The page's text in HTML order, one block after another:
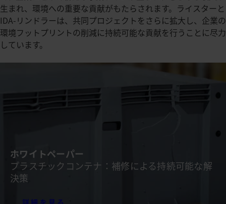
生まれ、環境への重要な貢献がもたらされます。ライスターと
IDA-リンドラーは、共同プロジェクトをさらに拡大し、企業の
環境フットプリントの削減に持続可能な貢献を行うことに尽力
しています。
ホワイトペーパー
プラスチックコンテナ：補修による持続可能な解
決策
詳細を見る